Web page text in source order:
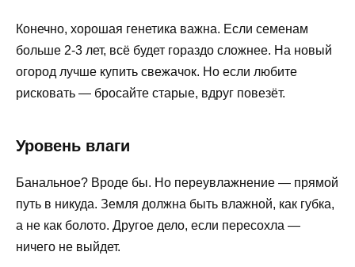
Конечно, хорошая генетика важна. Если семенам
больше 2-3 лет, всё будет гораздо сложнее. На новый
огород лучше купить свежачок. Но если любите
рисковать — бросайте старые, вдруг повезёт.
Уровень влаги
Банальное? Вроде бы. Но переувлажнение — прямой
путь в никуда. Земля должна быть влажной, как губка,
а не как болото. Другое дело, если пересохла —
ничего не выйдет.